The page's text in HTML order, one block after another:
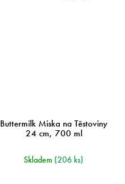
Buttermilk Miska na Těstoviny
24 cm, 700 ml
Skladem (206 ks)